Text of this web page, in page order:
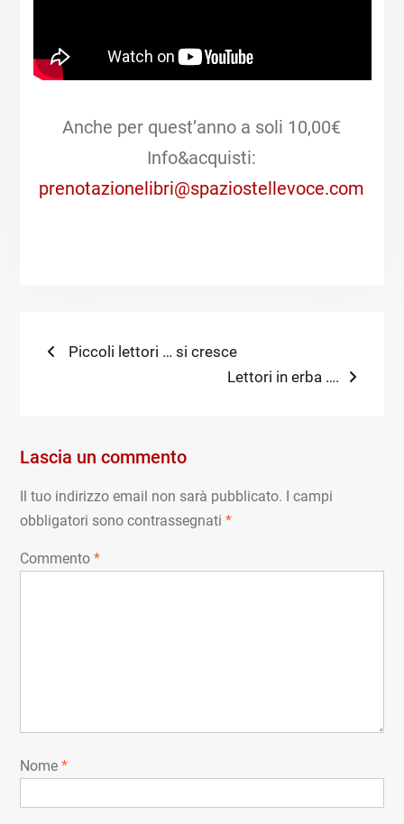
Anche per quest’anno a soli 10,00€
Info&acquisti:
prenotazionelibri@spaziostellevoce.com
Navigazione
Previous
Piccoli lettori … si cresce
Next
Lettori in erba ….
Lascia un commento
Il tuo indirizzo email non sarà pubblicato.
I campi
obbligatori sono contrassegnati *
Commento *
Nome *